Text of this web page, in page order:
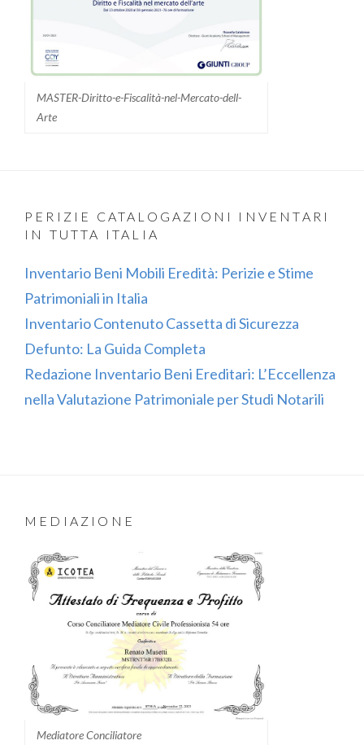
MASTER-Diritto-e-Fiscalità-nel-Mercato-dell-
Arte
PERIZIE CATALOGAZIONI INVENTARI
IN TUTTA ITALIA
Inventario Beni Mobili Eredità: Perizie e Stime
Patrimoniali in Italia
Inventario Contenuto Cassetta di Sicurezza
Defunto: La Guida Completa
Redazione Inventario Beni Ereditari: L’Eccellenza
nella Valutazione Patrimoniale per Studi Notarili
MEDIAZIONE
Mediatore Conciliatore